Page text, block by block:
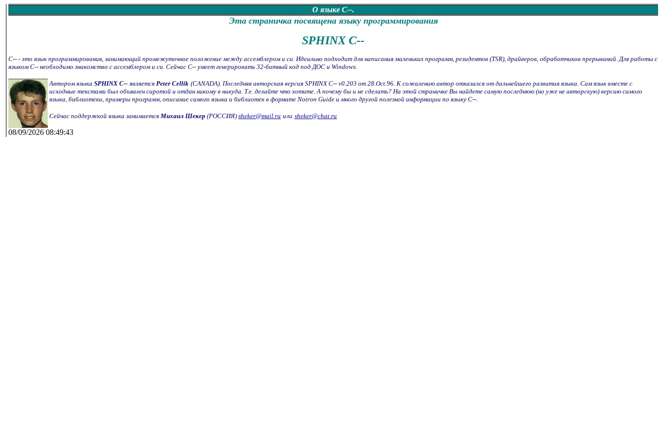
О языке C--.
Эта страничка посвящена языку программирования
SPHINX C--
C-- - это язык программирования, занимающий промежуточное положение между ассемблером и cи. Идеально подходит для написания маленьких программ, резидентов (TSR), драйверов, обработчиков прерываний. Для работы с
языком C-- необходимо знакомство с ассемблером и си. Сейчас С-- умеет генерировать 32-битный код под ДОС и Windows.
Автором языка SPHINX C-- является Peter Cellik (CANADA). Последняя авторская версия SPHINX C-- v0.203 от 28.Oct.96. К сожалению автор отказался от дальнейшего развития языка. Сам язык вместе с
исходные текстами был объявлен сиротой и отдан никому в никуда. Т.е. делайте что хотите. А почему бы и не сделать? На этой страничке Вы найдете самую последнюю (но уже не авторскую) версию самого
языка, библиотеки, примеры программ, описание самого языка и библиотек в формате Notron Guide и много другой полезной информации по языку C--.
Сейчас поддержкой языка занимается Михаил Шекер (РОССИЯ) sheker@mail.ru или sheker@chat.ru
08/09/2026 08:49:43